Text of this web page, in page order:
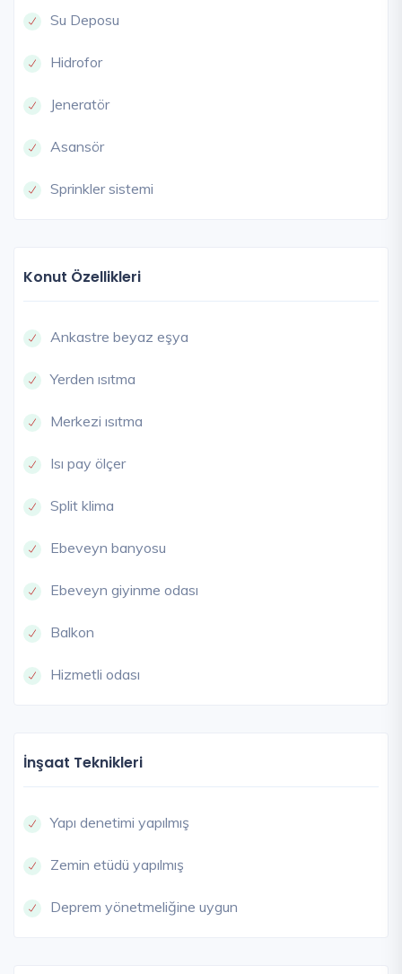
Su Deposu
Hidrofor
Jeneratör
Asansör
Sprinkler sistemi
Konut Özellikleri
Ankastre beyaz eşya
Yerden ısıtma
Merkezi ısıtma
Isı pay ölçer
Split klima
Ebeveyn banyosu
Ebeveyn giyinme odası
Balkon
Hizmetli odası
İnşaat Teknikleri
Yapı denetimi yapılmış
Zemin etüdü yapılmış
Deprem yönetmeliğine uygun